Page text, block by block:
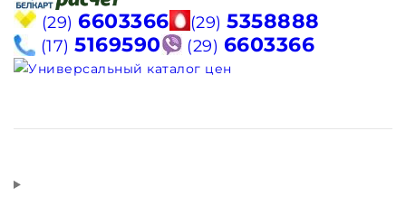
(29) 6603366 (29) 5358888
(17) 5169590 (29) 6603366